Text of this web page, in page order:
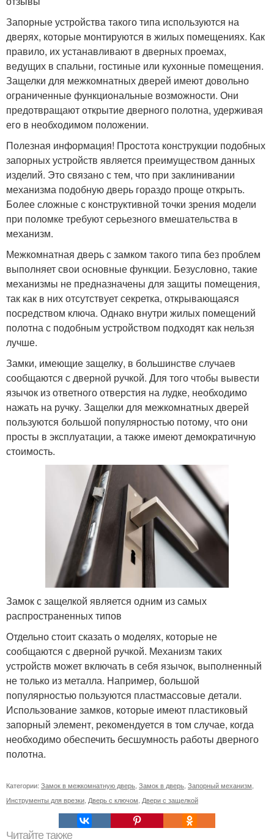
Запорные устройства такого типа используются на
дверях, которые монтируются в жилых помещениях. Как
правило, их устанавливают в дверных проемах,
ведущих в спальни, гостиные или кухонные помещения.
Защелки для межкомнатных дверей имеют довольно
ограниченные функциональные возможности. Они
предотвращают открытие дверного полотна, удерживая
его в необходимом положении.
Полезная информация! Простота конструкции подобных
запорных устройств является преимуществом данных
изделий. Это связано с тем, что при заклинивании
механизма подобную дверь гораздо проще открыть.
Более сложные с конструктивной точки зрения модели
при поломке требуют серьезного вмешательства в
механизм.
Межкомнатная дверь с замком такого типа без проблем
выполняет свои основные функции. Безусловно, такие
механизмы не предназначены для защиты помещения,
так как в них отсутствует секретка, открывающаяся
посредством ключа. Однако внутри жилых помещений
полотна с подобным устройством подходят как нельзя
лучше.
Замки, имеющие защелку, в большинстве случаев
сообщаются с дверной ручкой. Для того чтобы вывести
язычок из ответного отверстия на лудке, необходимо
нажать на ручку. Защелки для межкомнатных дверей
пользуются большой популярностью потому, что они
просты в эксплуатации, а также имеют демократичную
стоимость.
Замок с защелкой является одним из самых
распространенных типов
Отдельно стоит сказать о моделях, которые не
сообщаются с дверной ручкой. Механизм таких
устройств может включать в себя язычок, выполненный
не только из металла. Например, большой
популярностью пользуются пластмассовые детали.
Использование замков, которые имеют пластиковый
запорный элемент, рекомендуется в том случае, когда
необходимо обеспечить бесшумность работы дверного
полотна.
Категории: Замок в межкомнатную дверь Замок в дверь Запорный механизм
Инструменты для врезки Дверь с ключом Двери с защелкой
Читайте также